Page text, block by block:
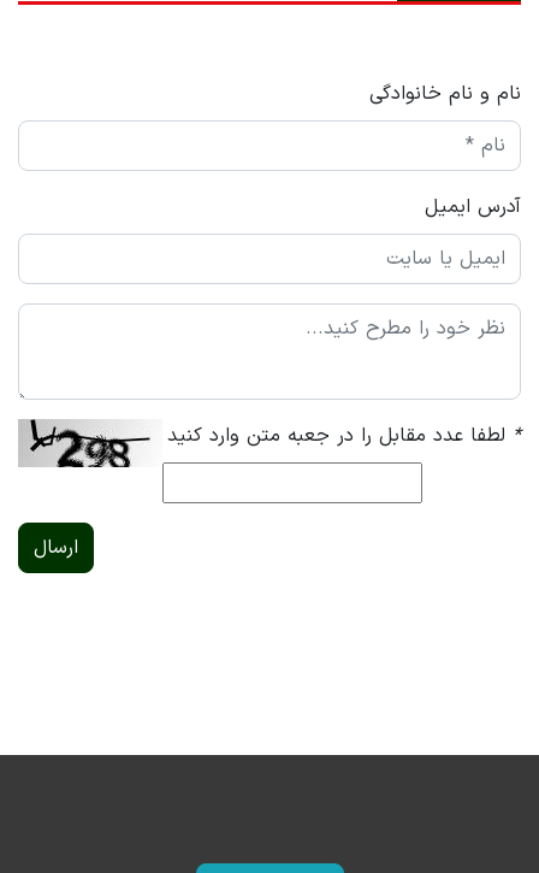
نام و نام خانوادگی
آدرس ایمیل
* لطفا عدد مقابل را در جعبه متن وارد کنید
ارسال